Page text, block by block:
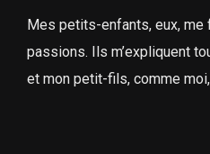
Mes petits-enfants, eux, me
passions. Ils m’expliquent
et mon petit-fils, comme